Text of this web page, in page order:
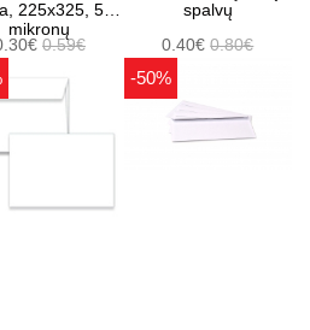
225x325, 55
mikronų
0.59€
spalvų
0.40€0.80€
-50%